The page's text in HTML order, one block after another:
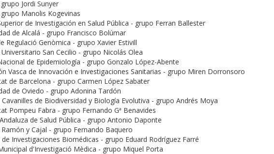
Jordi Sunyer
grupo Manolis Kogevinas
de Investigación en Salud Pública - grupo Ferran Ballester
de Alcalá - grupo Francisco Bolúmar
Regulació Genòmica - grupo Xavier Estivill
San Cecilio - grupo Nicolás Olea
de Epidemiología - grupo Gonzalo López-Abente
Vasca de Innovación e Investigaciones Sanitarias - grupo Miren Dorronsoro
de Barcelona - grupo Carmen López Sabater
de Oviedo - grupo Adonina Tardón
de Biodiversidad y Biología Evolutiva - grupo Andrés Moya
Pompeu Fabra - grupo Fernando Gª Benavides
de Salud Pública - grupo Antonio Daponte
y Cajal - grupo Fernando Baquero
Investigaciones Biomédicas - grupo Eduard Rodríguez Farré
d'Investigació Mèdica - grupo Miquel Porta